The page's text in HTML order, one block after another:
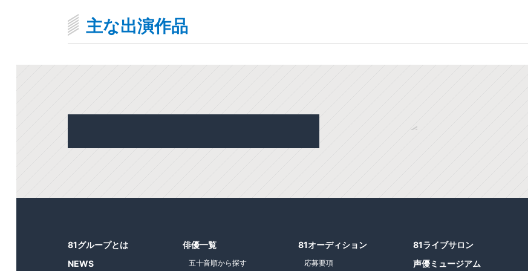
主な出演作品
81グループとは
NEWS
俳優一覧
五十音順から探す
81オーディション
応募要項
81ライブサロン
声優ミュージアム